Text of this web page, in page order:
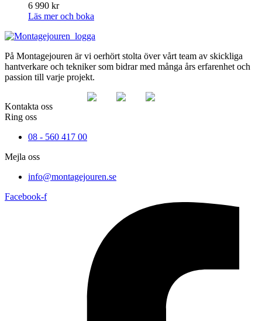
6 990 kr
Läs mer och boka
På Montagejouren är vi oerhört stolta över vårt team av skickliga
hantverkare och tekniker som bidrar med många års erfarenhet och
passion till varje projekt.
Kontakta oss
Ring oss
08 - 560 417 00
Mejla oss
info@montagejouren.se
Facebook-f